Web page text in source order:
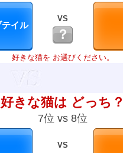
VS
？
好きな猫を お選びください。
好きな猫は どっち？
7位 vs 8位
VS